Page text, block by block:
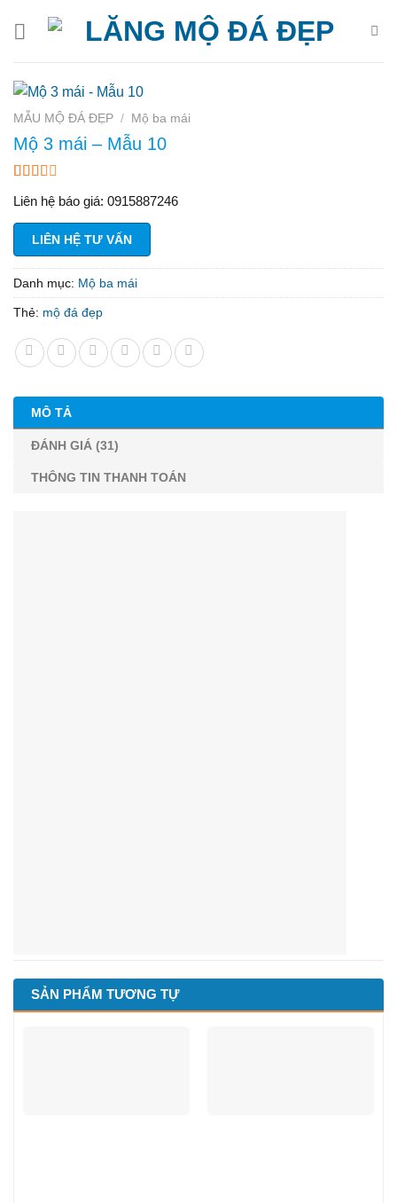
MẪU MỘ ĐÁ ĐẸP / Mộ ba mái
Mộ 3 mái – Mẫu 10
trên
5
dựa
trên
giá
Liên hệ báo giá: 0915887246
LIÊN HỆ TƯ VẤN
Danh mục: Mộ ba mái
Thẻ: mộ đá đẹp
MÔ TẢ
ĐÁNH GIÁ (31)
THÔNG TIN THANH TOÁN
SẢN PHẨM TƯƠNG TỰ